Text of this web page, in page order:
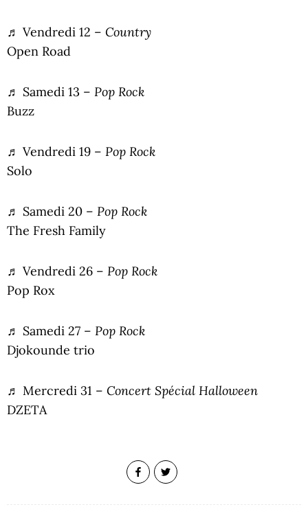
♬ Vendredi 12 – Country
Open Road
♬ Samedi 13 – Pop Rock
Buzz
♬ Vendredi 19 – Pop Rock
Solo
♬ Samedi 20 – Pop Rock
The Fresh Family
♬ Vendredi 26 – Pop Rock
Pop Rox
♬ Samedi 27 – Pop Rock
Djokounde trio
♬ Mercredi 31 – Concert Spécial Halloween
DZETA